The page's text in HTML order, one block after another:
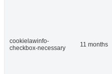
cookielawinfo-
checkbox-necessary
11 months